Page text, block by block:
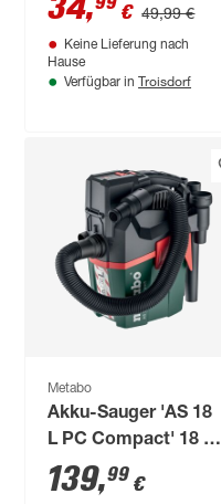
34, € 49,99 €
Keine Lieferung nach
Hause
Verfügbar in Troisdorf
Metabo
Akku-Sauger 'AS 18
L PC Compact' 18 V
ohne Akku und
Ladegerät
139,99 €